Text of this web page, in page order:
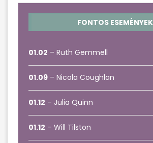
FONTOS ESEMÉNYEK
01.02 – Ruth Gemmell
01.09 – Nicola Coughlan
01.12 – Julia Quinn
01.12 – Will Tilston